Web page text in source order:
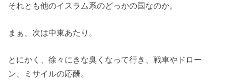
それとも他のイスラム系のどっかの国なのか。
まぁ、次は中東あたり。
とにかく、徐々にきな臭くなって行き、戦車やドロー
ン、ミサイルの応酬。